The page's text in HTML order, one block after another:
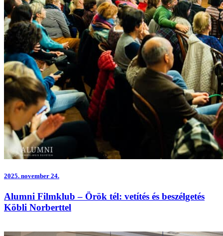
2025. november 24.
Alumni Filmklub – Örök tél: vetítés és beszélgetés
Köbli Norberttel